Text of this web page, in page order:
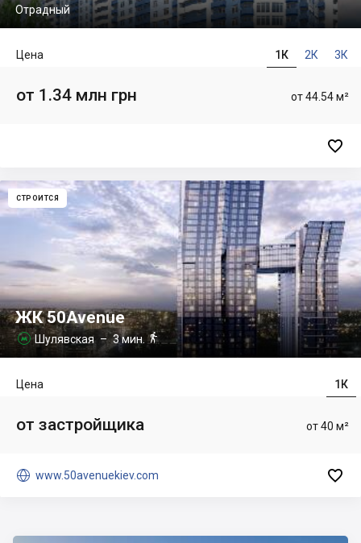
Отрадный
1К 2К 3К
Цена
от 44.54 м²
от 1.34 млн грн

СТРОИТСЯ
ЖК 50Avenue
 Шулявская– 3 мин. 
1К
Цена
от 40 м²
от застройщика
 www.50avenuekiev.com 